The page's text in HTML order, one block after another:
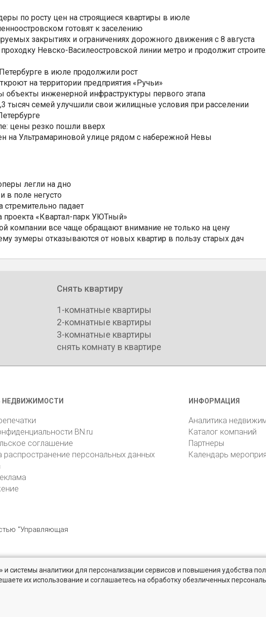
рынке жилья на портале BN.ru
по росту цен на строящиеся квартиры в июле
готовят к заселению
закрытиях и ограничениях дорожного движения с 8 августа
Невско-Василеостровской линии метро и продолжит
в июле продолжили рост
на территории предприятия «Ручьи»
инженерной инфраструктуры первого этапа
тысяч семей улучшили свои жилищные условия при расселении
цены резко пошли вверх
на Ультрамариновой улице рядом с набережной Невы
легли на дно
в поле негусто
стремительно падает
проекта «Квартал-парк УЮТный»
компании все чаще обращают внимание не только на цену
зумеры отказываются от новых квартир в пользу старых дач
Снять квартиру
1-комнатные квартиры
2-комнатные квартиры
3-комнатные квартиры
снять комнату в квартире
НЕДВИЖИМОСТИ
BN.ru
соглашение
распространение персональных данных
ИНФОРМАЦИЯ
Аналитика
Каталог компаний
Партнеры
Календарь
"Управляющая
Санкт-Петербург, пр. Юрия Гагарина, 1 reklama@bn.ru
и системы аналитики для персонализации сервисов и повышения удобства
их использование и соглашаетесь на обработку обезличенных